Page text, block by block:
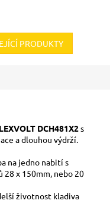
PRODUKTY
DCH481X2s
a dlouhou výdrží.
na jedno nabití s
28 x 150mm, nebo 20
životnost kladiva